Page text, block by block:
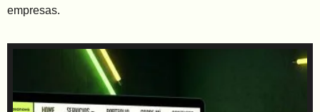
empresas.